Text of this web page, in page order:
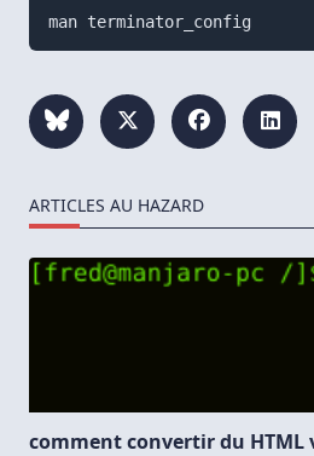
man terminator_config
ARTICLES AU HAZARD
comment convertir du HTML